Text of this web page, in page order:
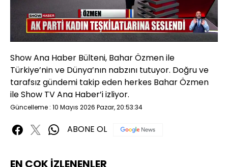
Sesi
Aç
Yüklendi:
1.50%
Oynatma
Hızı
Show Ana Haber Bülteni, Bahar Özmen ile
Türkiye’nin ve Dünya’nın nabzını tutuyor. Doğru ve
tarafsız gündemi takip eden herkes Bahar Özmen
ile Show TV Ana Haber’i izliyor.
Güncelleme : 10 Mayıs 2026 Pazar, 20:53:34
ABONE OL
EN ÇOK İZLENENLER